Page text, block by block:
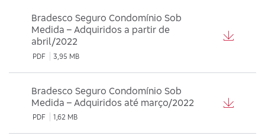
Bradesco Seguro Condomínio Sob
Medida – Adquiridos a partir de
abril/2022
PDF 3,95 MB
Bradesco Seguro Condomínio Sob
Medida – Adquiridos até março/2022
PDF 1,62 MB